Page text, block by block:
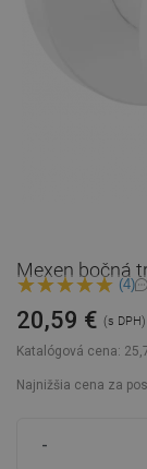
Mexen bočná
(4)
Katalógová cena:
20,59 € (s DPH)
Najnižšia cena za
-